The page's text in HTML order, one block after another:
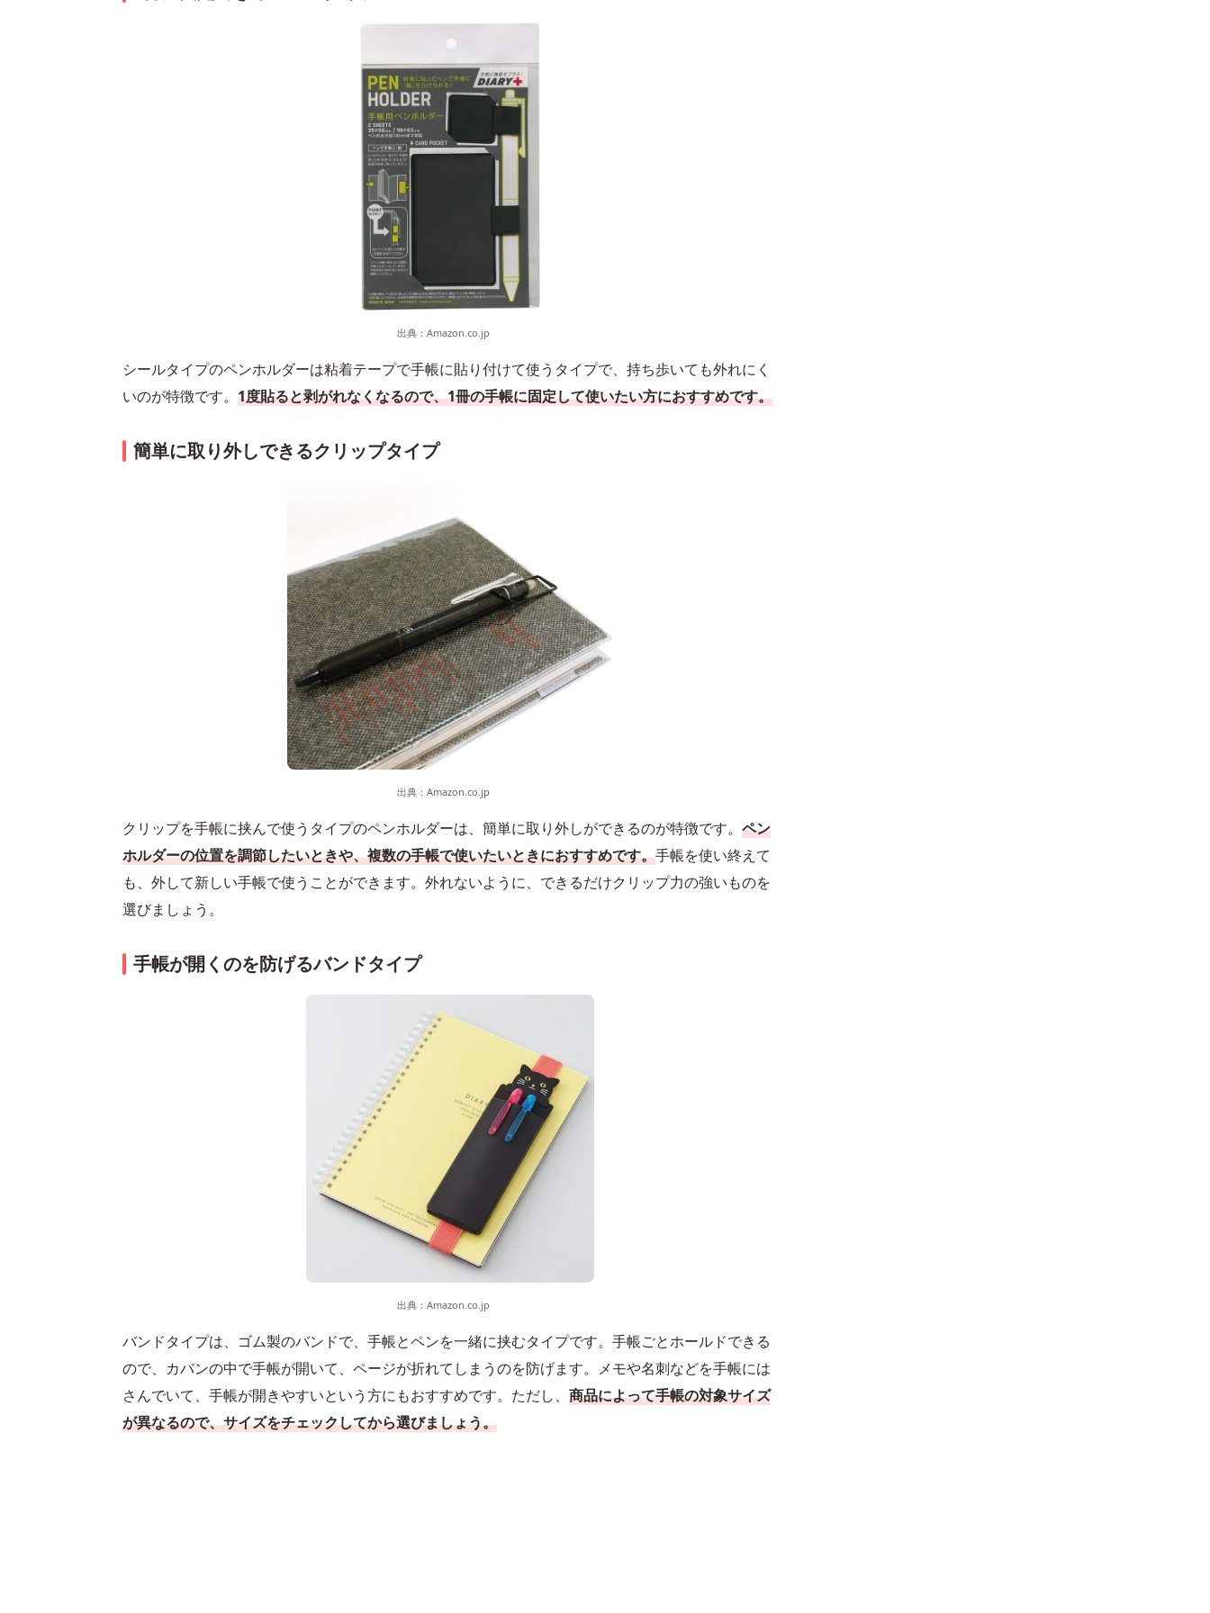
出典： Amazon.co.jp
シールタイプのペンホルダーは粘着テープで手帳に貼り付けて使うタイプで、持ち歩いても外れにく
いのが特徴です。 1度貼ると剥がれなくなるので、1冊の手帳に固定して使いたい方におすすめです。
簡単に取り外しできるクリップタイプ
出典： Amazon.co.jp
クリップを手帳に挟んで使うタイプのペンホルダーは、簡単に取り外しができるのが特徴です。 ペン
ホルダーの位置を調節したいときや、複数の手帳で使いたいときにおすすめです。手帳を使い終えて
も、外して新しい手帳で使うことができます。外れないように、できるだけクリップ力の強いものを
選びましょう。
手帳が開くのを防げるバンドタイプ
出典： Amazon.co.jp
バンドタイプは、ゴム製のバンドで、手帳とペンを一緒に挟むタイプです。手帳ごとホールドできる
ので、カバンの中で手帳が開いて、ページが折れてしまうのを防げます。メモや名刺などを手帳には
さんでいて、手帳が開きやすいという方にもおすすめです。ただし、 商品によって手帳の対象サイズ
が異なるので、サイズをチェックしてから選びましょう。